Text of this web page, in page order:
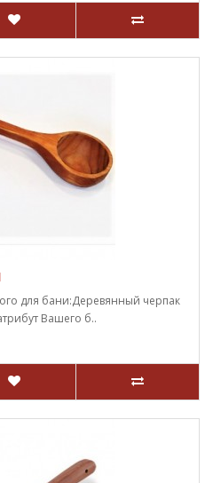
для бани:Деревянный черпак
Вашего б..